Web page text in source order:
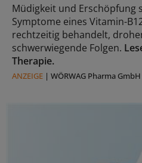
Müdigkeit und Erschöpfung
Symptome eines Vitamin-
rechtzeitig behandelt,
schwerwiegende Folgen.
Therapie.
ANZEIGE | WÖRWAG Pharma